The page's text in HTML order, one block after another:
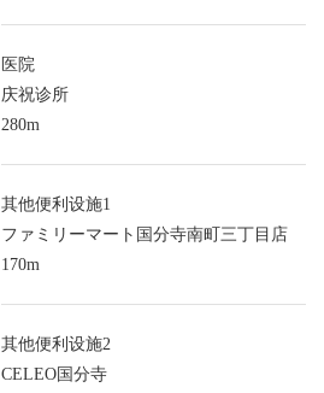
医院
庆祝诊所
280m
其他便利设施1
ファミリーマート国分寺南町三丁目店
170m
其他便利设施2
CELEO国分寺